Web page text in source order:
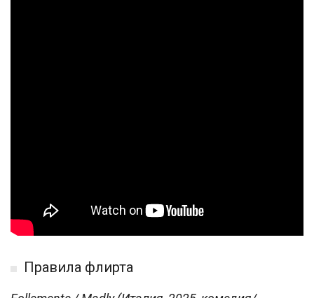
Правила флирта